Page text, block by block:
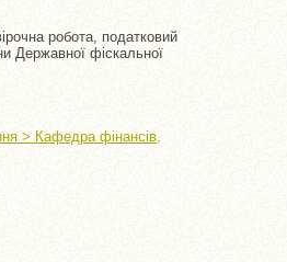
робота, податковий
Державної фіскальної
> Кафедра фінансів,